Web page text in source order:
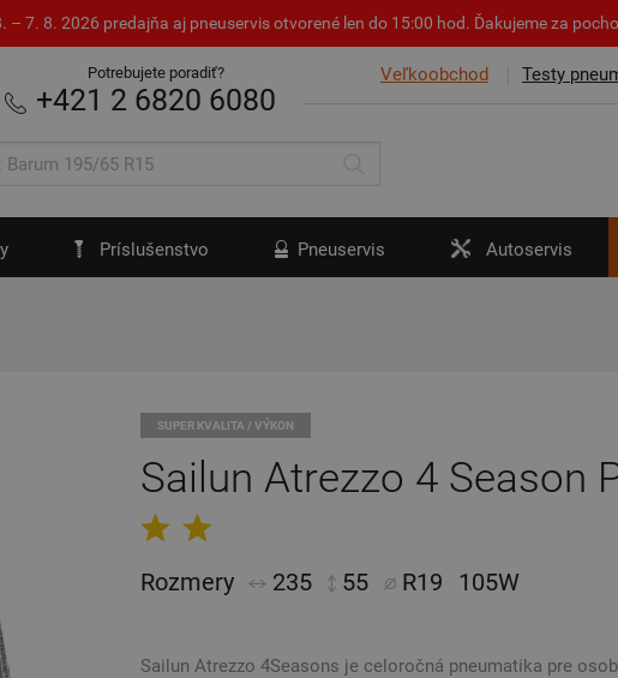
7. 8. 2026 predajňa aj pneuservis otvorené len do 15:00 hod. Ďakujeme za
Veľkoobchod Testy
Potrebujete poradiť?
+421 2 6820 6080
Príslušenstvo Pneuservis Autoservis
SUPER KVALITA / VÝKON
Sailun Atrezzo 4 Season
Rozmery 235 55 R19 105W
Sailun Atrezzo 4Seasons je celoročná pneumatika pre